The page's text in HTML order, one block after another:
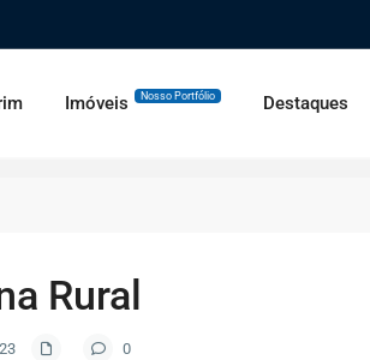
Imóveis Nosso Portfólio Destaques
Rural
0